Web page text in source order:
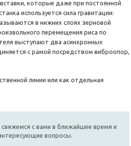
которые даже при постоянной
используется сила гравитации:
в нижних слоях зерновой
перемещения риса по
выступают два асинхронных
с рамой посредством виброопор,
линии или как отдельная
с вами в ближайшее время и
вопросы.